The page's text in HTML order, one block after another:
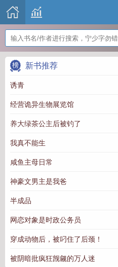
新书推荐
诱青
经营诡异生物展览馆
养大绿茶公主后被钓了
我真不能生
咸鱼主母日常
神豪文男主是我爸
半成品
网恋对象是时政公务员
穿成动物后，被叼住了后颈！
被阴暗批疯狂觊觎的万人迷